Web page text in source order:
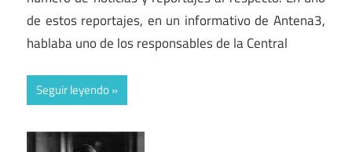
de estos reportajes, en un informativo de Antena3,
hablaba uno de los responsables de la Central
Seguir leyendo